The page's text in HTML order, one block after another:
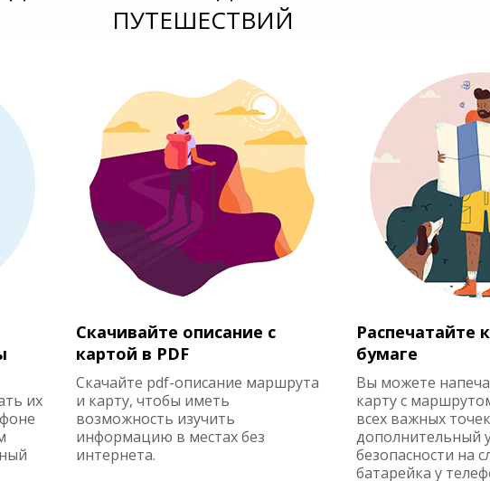
ПУТЕШЕСТВИЙ
их
Скачивайте описание с
картой в PDF
Скачайте pdf-описание маршрута
и карту, чтобы иметь
возможность изучить
информацию в местах без
интернета.
Распечатайте
бумаге
Вы можете
карту с
всех важных
дополнительный
безопасности на
батарейка у